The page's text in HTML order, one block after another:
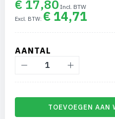
€ 17,80
€ 14,71
AANTAL
TOEVOEGEN AAN